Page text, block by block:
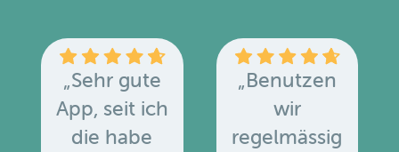
„Sehr gute
App, seit ich
die habe
„Benutzen
wir
regelmässig